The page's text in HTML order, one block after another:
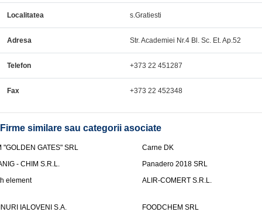
Localitatea s.Gratiesti
Adresa Str. Academiei Nr.4 Bl. Sc. Et. Ap.52
Telefon +373 22 451287
Fax +373 22 452348
Firme similare sau categorii asociate
"GOLDEN GATES" SRL
Carne DK
- CHIM S.R.L.
Panadero 2018 SRL
element
ALIR-COMERT S.R.L.
IALOVENI S.A.
FOODCHEM SRL